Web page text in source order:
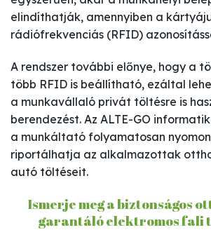
elindíthatják, amennyiben a
rádiófrekvenciás (RFID)
A rendszer további előnye, hogy a
több RFID is beállítható, ezáltal
a munkavállaló privát töltésre is
berendezést. Az ALTE-GO
a munkáltató folyamatosan
riportálhatja az alkalmazottak
autó töltéseit.
Ismerje meg a biztonságos
garantáló elektromos fali